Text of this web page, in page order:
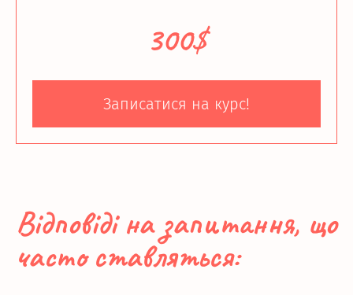
300$
Записатися на курс!
Відповіді на запитання, що
часто ставляться: